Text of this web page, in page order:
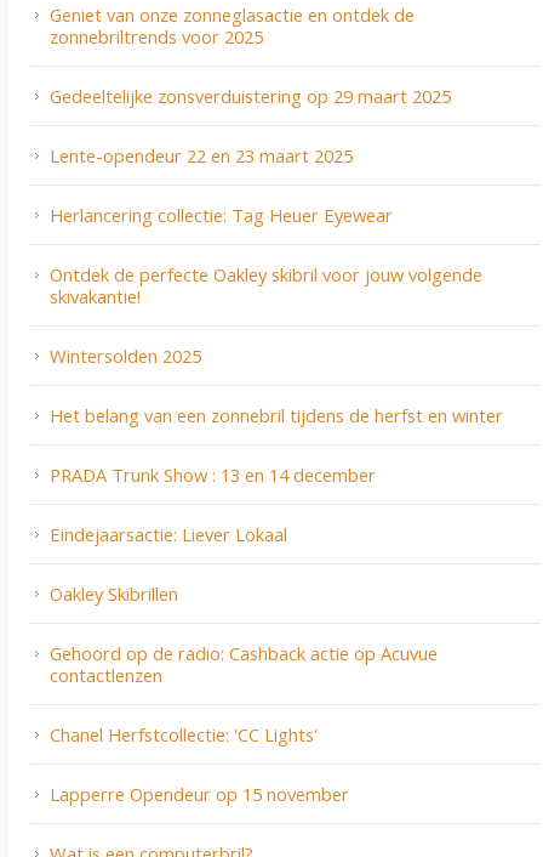
Geniet van onze zonneglasactie en ontdek de
zonnebriltrends voor 2025
Gedeeltelijke zonsverduistering op 29 maart 2025
Lente-opendeur 22 en 23 maart 2025
Herlancering collectie: Tag Heuer Eyewear
Ontdek de perfecte Oakley skibril voor jouw volgende
skivakantie!
Wintersolden 2025
Het belang van een zonnebril tijdens de herfst en winter
PRADA Trunk Show : 13 en 14 december
Eindejaarsactie: Liever Lokaal
Oakley Skibrillen
Gehoord op de radio: Cashback actie op Acuvue
contactlenzen
Chanel Herfstcollectie: 'CC Lights'
Lapperre Opendeur op 15 november